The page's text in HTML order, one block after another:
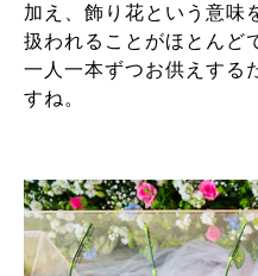
加え、飾り花という意味
扱われることがほとんど
一人一本ずつお供えする
すね。